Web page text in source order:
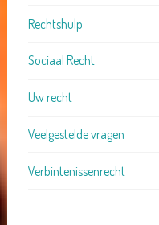
Rechtshulp
Sociaal Recht
Uw recht
Veelgestelde vragen
Verbintenissenrecht